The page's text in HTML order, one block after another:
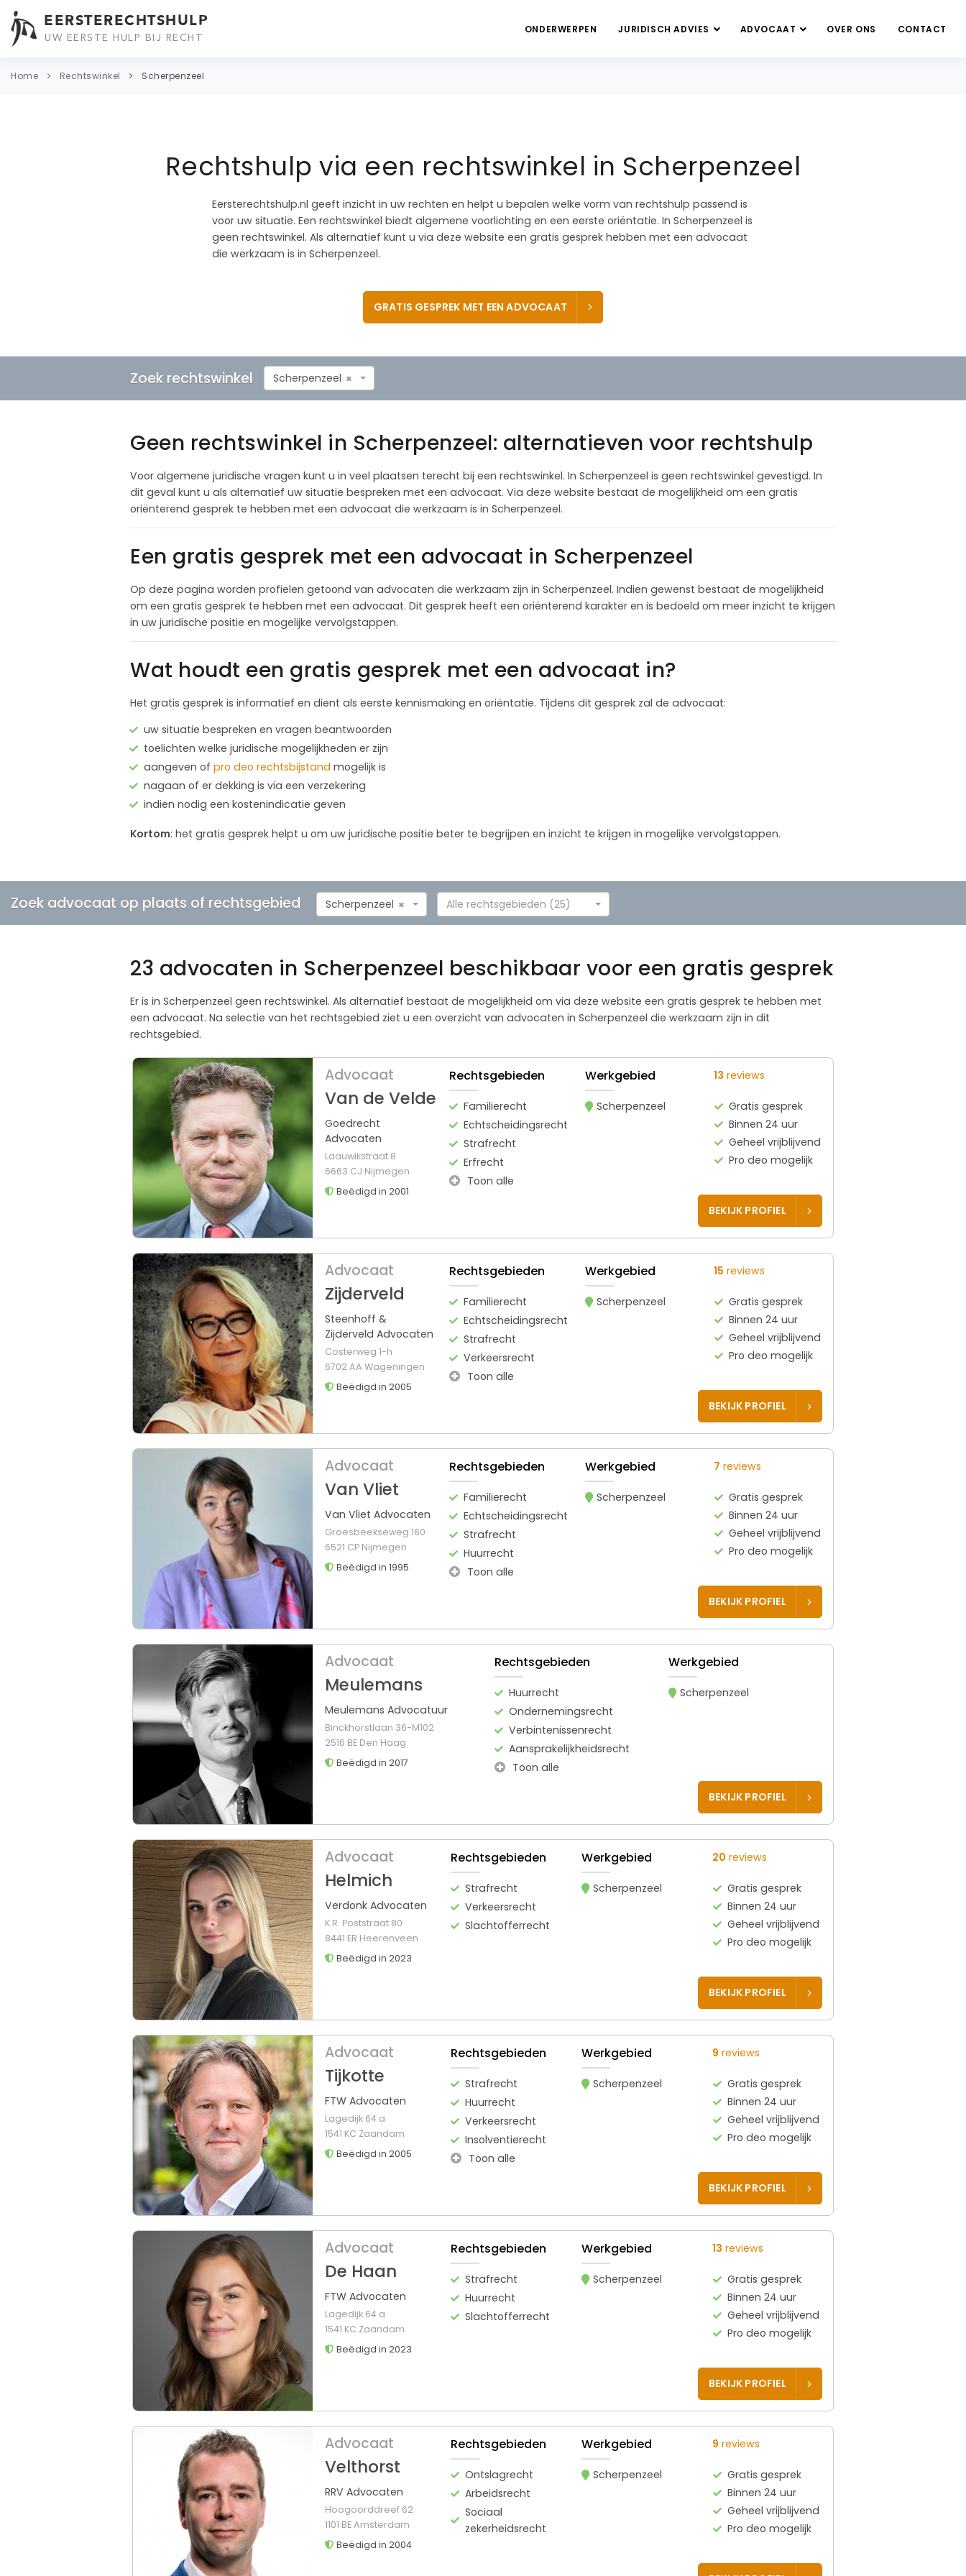
EERSTERECHTSHULP
UW EERSTE HULP BIJ RECHT
ONDERWERPEN JURIDISCH ADVIES ADVOCAAT OVER ONS CONTACT
Home Rechtswinkel Scherpenzeel
Rechtshulp via een rechtswinkel in Scherpenzeel
Eersterechtshulp.nl geeft inzicht in uw rechten en helpt u bepalen welke vorm van rechtshulp passend is
voor uw situatie. Een rechtswinkel biedt algemene voorlichting en een eerste oriëntatie. In Scherpenzeel is
geen rechtswinkel. Als alternatief kunt u via deze website een gratis gesprek hebben met een advocaat
die werkzaam is in Scherpenzeel.
GRATIS GESPREK MET EEN ADVOCAAT
Zoek rechtswinkel ×
Scherpenzeel
Geen rechtswinkel in Scherpenzeel: alternatieven voor rechtshulp
Voor algemene juridische vragen kunt u in veel plaatsen terecht bij een rechtswinkel. In Scherpenzeel is geen rechtswinkel gevestigd. In
dit geval kunt u als alternatief uw situatie bespreken met een advocaat. Via deze website bestaat de mogelijkheid om een gratis
oriënterend gesprek te hebben met een advocaat die werkzaam is in Scherpenzeel.
Een gratis gesprek met een advocaat in Scherpenzeel
Op deze pagina worden profielen getoond van advocaten die werkzaam zijn in Scherpenzeel. Indien gewenst bestaat de mogelijkheid
om een gratis gesprek te hebben met een advocaat. Dit gesprek heeft een oriënterend karakter en is bedoeld om meer inzicht te krijgen
in uw juridische positie en mogelijke vervolgstappen.
Wat houdt een gratis gesprek met een advocaat in?
Het gratis gesprek is informatief en dient als eerste kennismaking en oriëntatie. Tijdens dit gesprek zal de advocaat:
uw situatie bespreken en vragen beantwoorden
toelichten welke juridische mogelijkheden er zijn
aangeven of pro deo rechtsbijstand mogelijk is
nagaan of er dekking is via een verzekering
indien nodig een kostenindicatie geven
Kortom: het gratis gesprek helpt u om uw juridische positie beter te begrijpen en inzicht te krijgen in mogelijke vervolgstappen.
Zoek advocaat op plaats of rechtsgebied ×
Scherpenzeel Alle rechtsgebieden (25)
23 advocaten in Scherpenzeel beschikbaar voor een gratis gesprek
Er is in Scherpenzeel geen rechtswinkel. Als alternatief bestaat de mogelijkheid om via deze website een gratis gesprek te hebben met
een advocaat. Na selectie van het rechtsgebied ziet u een overzicht van advocaten in Scherpenzeel die werkzaam zijn in dit
rechtsgebied.
Advocaat
Van de Velde
Goedrecht
Advocaten
Laauwikstraat 8
6663 CJ Nijmegen
Beëdigd in 2001
Rechtsgebieden
Familierecht
Echtscheidingsrecht
Strafrecht
Erfrecht
Toon alle
Werkgebied
Scherpenzeel
13 reviews
Gratis gesprek
Binnen 24 uur
Geheel vrijblijvend
Pro deo mogelijk
BEKIJK PROFIEL
Advocaat
Zijderveld
Steenhoff &
Zijderveld Advocaten
Costerweg 1-h
6702 AA Wageningen
Beëdigd in 2005
Rechtsgebieden
Familierecht
Echtscheidingsrecht
Strafrecht
Verkeersrecht
Toon alle
Werkgebied
Scherpenzeel
15 reviews
Gratis gesprek
Binnen 24 uur
Geheel vrijblijvend
Pro deo mogelijk
BEKIJK PROFIEL
Advocaat
Van Vliet
Van Vliet Advocaten
Groesbeekseweg 160
6521 CP Nijmegen
Beëdigd in 1995
Rechtsgebieden
Familierecht
Echtscheidingsrecht
Strafrecht
Huurrecht
Toon alle
Werkgebied
Scherpenzeel
7 reviews
Gratis gesprek
Binnen 24 uur
Geheel vrijblijvend
Pro deo mogelijk
BEKIJK PROFIEL
Advocaat
Meulemans
Meulemans Advocatuur
Binckhorstlaan 36-M102
2516 BE Den Haag
Beëdigd in 2017
Rechtsgebieden
Huurrecht
Ondernemingsrecht
Verbintenissenrecht
Aansprakelijkheidsrecht
Toon alle
Werkgebied
Scherpenzeel
BEKIJK PROFIEL
Advocaat
Helmich
Verdonk Advocaten
K.R. Poststraat 80
8441 ER Heerenveen
Beëdigd in 2023
Rechtsgebieden
Strafrecht
Verkeersrecht
Slachtofferrecht
Werkgebied
Scherpenzeel
20 reviews
Gratis gesprek
Binnen 24 uur
Geheel vrijblijvend
Pro deo mogelijk
BEKIJK PROFIEL
Advocaat
Tijkotte
FTW Advocaten
Lagedijk 64 a
1541 KC Zaandam
Beëdigd in 2005
Rechtsgebieden
Strafrecht
Huurrecht
Verkeersrecht
Insolventierecht
Toon alle
Werkgebied
Scherpenzeel
9 reviews
Gratis gesprek
Binnen 24 uur
Geheel vrijblijvend
Pro deo mogelijk
BEKIJK PROFIEL
Advocaat
De Haan
FTW Advocaten
Lagedijk 64 a
1541 KC Zaandam
Beëdigd in 2023
Rechtsgebieden
Strafrecht
Huurrecht
Slachtofferrecht
Werkgebied
Scherpenzeel
13 reviews
Gratis gesprek
Binnen 24 uur
Geheel vrijblijvend
Pro deo mogelijk
BEKIJK PROFIEL
Advocaat
Velthorst
RRV Advocaten
Hoogoorddreef 62
1101 BE Amsterdam
Beëdigd in 2004
Rechtsgebieden
Ontslagrecht
Arbeidsrecht
Sociaal
zekerheidsrecht
Werkgebied
Scherpenzeel
9 reviews
Gratis gesprek
Binnen 24 uur
Geheel vrijblijvend
Pro deo mogelijk